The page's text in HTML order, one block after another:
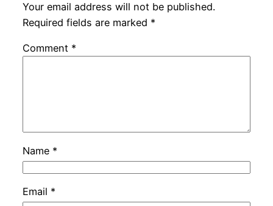
Your email address will not be published.
Required fields are marked *
Comment *
Name *
Email *